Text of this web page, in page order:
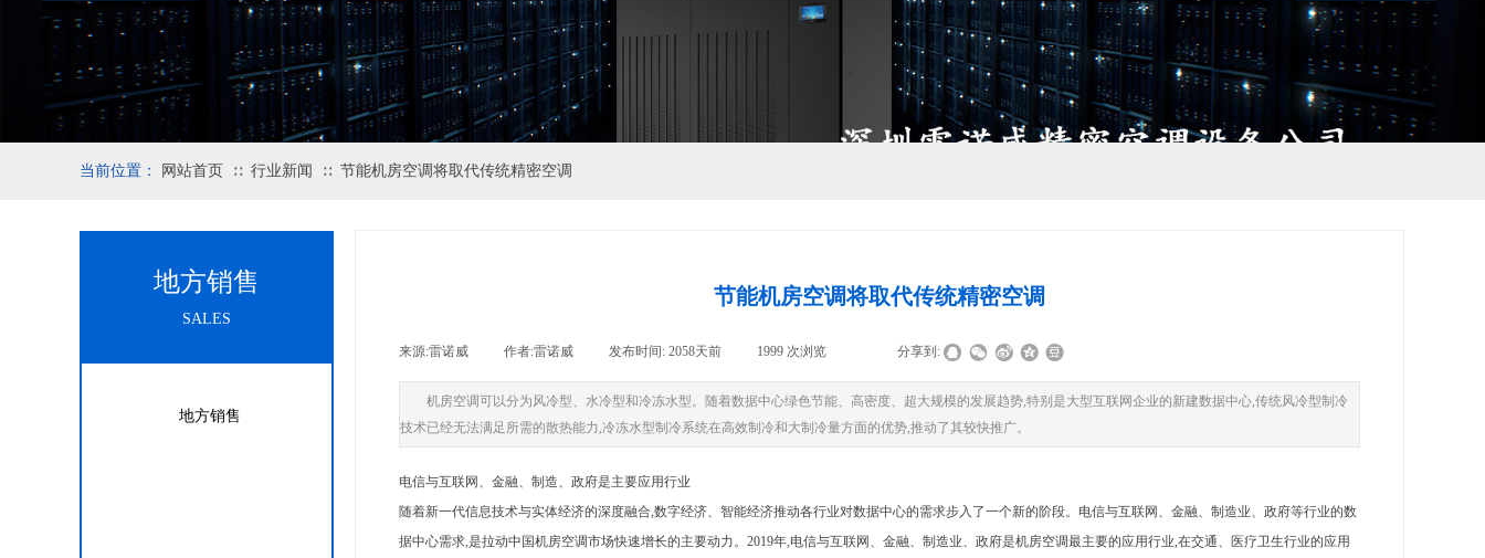
当前位置： 网站首页 ∷ 行业新闻 ∷ 节能机房空调将取代传统精密空调
节能机房空调将取代传统精密空调
来源:雷诺威 作者:雷诺威 发布时间: 2058天前 1999 次浏览 分享到:
机房空调可以分为风冷型、水冷型和冷冻水型。随着数据中心绿色节能、高密度、超大规模的发展趋势,特别是大型互联网企业的新建数据中心,传统风冷型制冷
技术已经无法满足所需的散热能力,冷冻水型制冷系统在高效制冷和大制冷量方面的优势,推动了其较快推广。
电信与互联网、金融、制造、政府是主要应用行业
随着新一代信息技术与实体经济的深度融合,数字经济、智能经济推动各行业对数据中心的需求步入了一个新的阶段。电信与互联网、金融、制造业、政府等行业的数
据中心需求,是拉动中国机房空调市场快速增长的主要动力。2019年,电信与互联网、金融、制造业、政府是机房空调最主要的应用行业,在交通、医疗卫生行业的应用
地方销售
SALES
地方销售